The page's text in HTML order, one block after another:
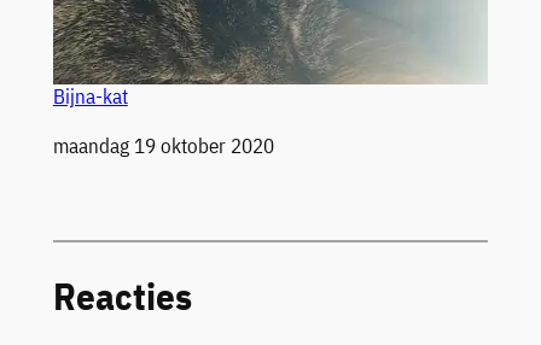
Bijna-kat
Datum
maandag 19 oktober 2020
Reacties